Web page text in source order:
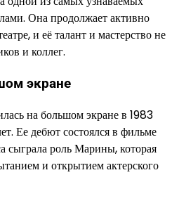
Она продолжает активно
и её талант и мастерство не
и коллег.
экране
на большом экране в 1983
Ее дебют состоялся в фильме
сыграла роль Марины, которая
и открытием актерского